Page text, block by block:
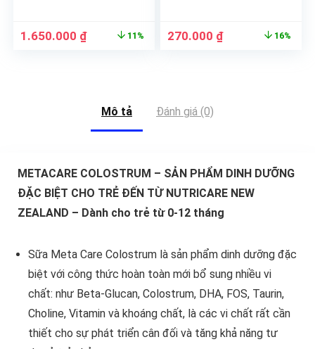
1.650.000 ₫ 11% 270.000 ₫ 16%
Mô tả Đánh giá (0)
METACARE COLOSTRUM – SẢN PHẨM DINH DƯỠNG
ĐẶC BIỆT CHO TRẺ ĐẾN TỪ NUTRICARE NEW
ZEALAND – Dành cho trẻ từ 0-12 tháng
Sữa Meta Care Colostrum là sản phẩm dinh dưỡng đặc
biệt với công thức hoàn toàn mới bổ sung nhiều vi
chất: như Beta-Glucan, Colostrum, DHA, FOS, Taurin,
Choline, Vitamin và khoáng chất, là các vi chất rất cần
thiết cho sự phát triển cân đối và tăng khả năng tư